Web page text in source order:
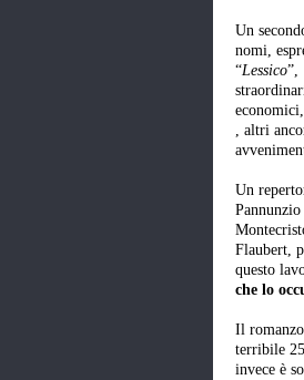
Un
nomi,
“Lessico”,
, altri
Un
Flaubert,
questo
che lo
Il
terribile
invece è